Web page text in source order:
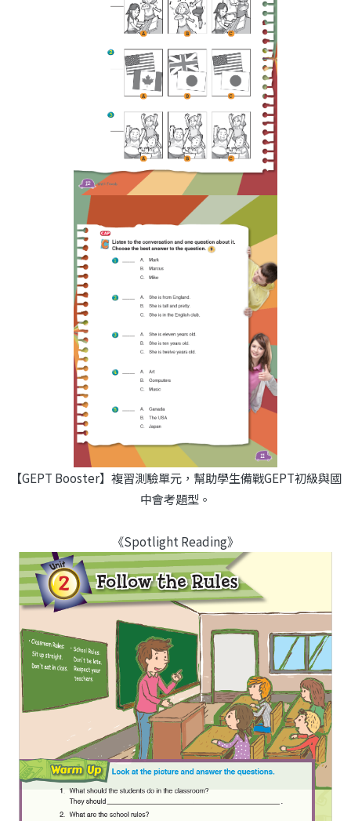
【GEPT Booster】複習測驗單元，幫助學生備戰GEPT初級與國
中會考題型。
《Spotlight Reading》